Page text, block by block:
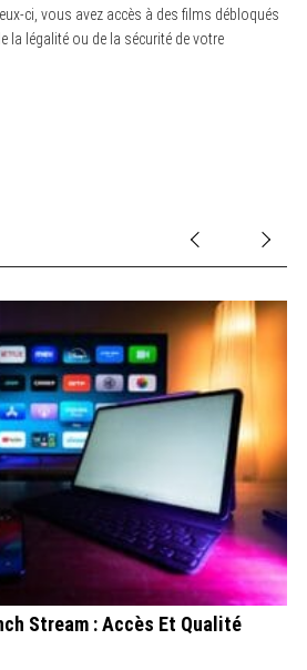
ci, vous avez accès à des films débloqués
la légalité ou de la sécurité de votre
Stream : Accès Et Qualité